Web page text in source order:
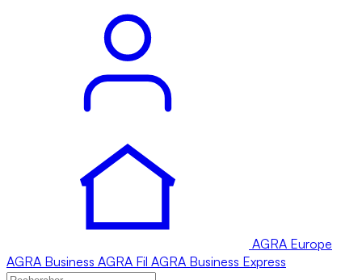
AGRA Europe
AGRA Business AGRA Fil AGRA Business Express